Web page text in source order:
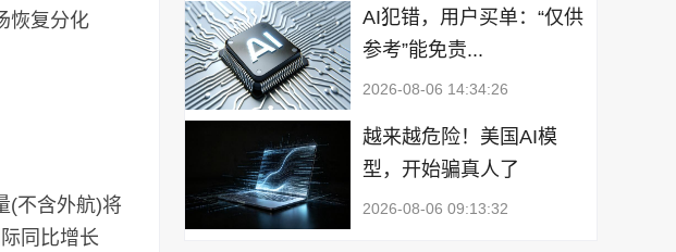
恢复分化
不含外航)将
同比增长
AI犯错，用户买单：“仅供
参考”能免责...
2026-08-06 14:34:26
越来越危险！美国AI模
型，开始骗真人了
2026-08-06 09:13:32